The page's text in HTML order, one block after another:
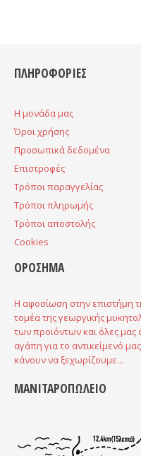
ΠΛΗΡΟΦΟΡΙΕΣ
H μονάδα μας
Όροι χρήσης
Προσωπικά δεδομένα
Επιστροφές
Τρόποι παραγγελίας
Τρόποι πληρωμής
Τρόποι αποστολής
Cookies
ΟΡΟΣΗΜΑ
Η αφοσίωση στην επιστήμη
τομέα της γεωργικής
των προϊόντων και όλες μας
αγάπη για το αντικείμενό
κάνουν να ξεχωρίζουμε...
ΜΑΝΙΤΑΡΟΠΩΛΕΙΟ